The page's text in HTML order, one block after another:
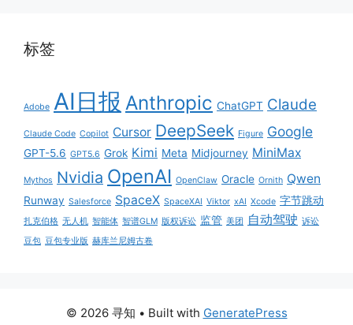
标签
Adobe AI日报 Anthropic ChatGPT Claude
Claude Code Copilot Cursor DeepSeek Figure Google
GPT-5.6 GPT5.6 Grok Kimi Meta Midjourney MiniMax
Mythos Nvidia OpenAI OpenClaw Oracle Ornith Qwen
Runway Salesforce SpaceX SpaceXAI Viktor xAI Xcode 字节跳动
扎克伯格 无人机 智能体 智谱GLM 版权诉讼 监管 美团 自动驾驶 诉讼
豆包 豆包专业版 赫库兰尼姆古卷
© 2026 寻知 • Built with GeneratePress